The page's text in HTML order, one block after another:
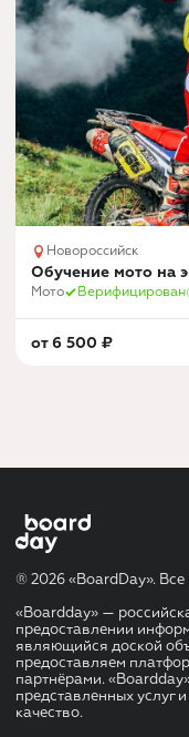
Новороссийск
Обучение мото на
Мото Верифицирован
от6 500 ₽
® 2026 «BoardDay».
«Boardday» —
предоставлении
являющийся доской
предоставляем
партнёрами.
представленных услуг
качество.